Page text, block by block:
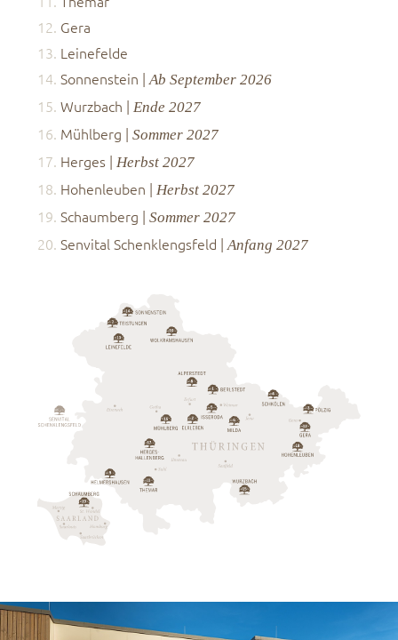
Gera
Leinefelde
Sonnenstein | Ab September 2026
Wurzbach | Ende 2027
Mühlberg | Sommer 2027
Herges | Herbst 2027
Hohenleuben | Herbst 2027
Schaumberg | Sommer 2027
Senvital Schenklengsfeld | Anfang 2027